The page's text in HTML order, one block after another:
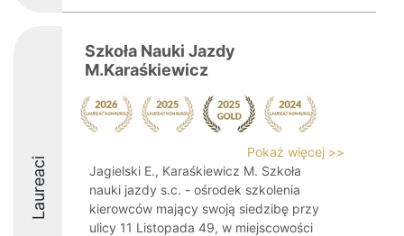
Laureaci
Szkoła Nauki Jazdy
M.Karaśkiewicz
Pokaż więcej >>
Jagielski E., Karaśkiewicz M. Szkoła
nauki jazdy s.c. - ośrodek szkolenia
kierowców mający swoją siedzibę przy
ulicy 11 Listopada 49, w miejscowości